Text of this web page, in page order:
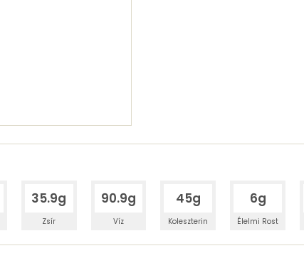
35.9g
Zsír
90.9g
Víz
45g
Koleszterin
6g
Élelmi Rost